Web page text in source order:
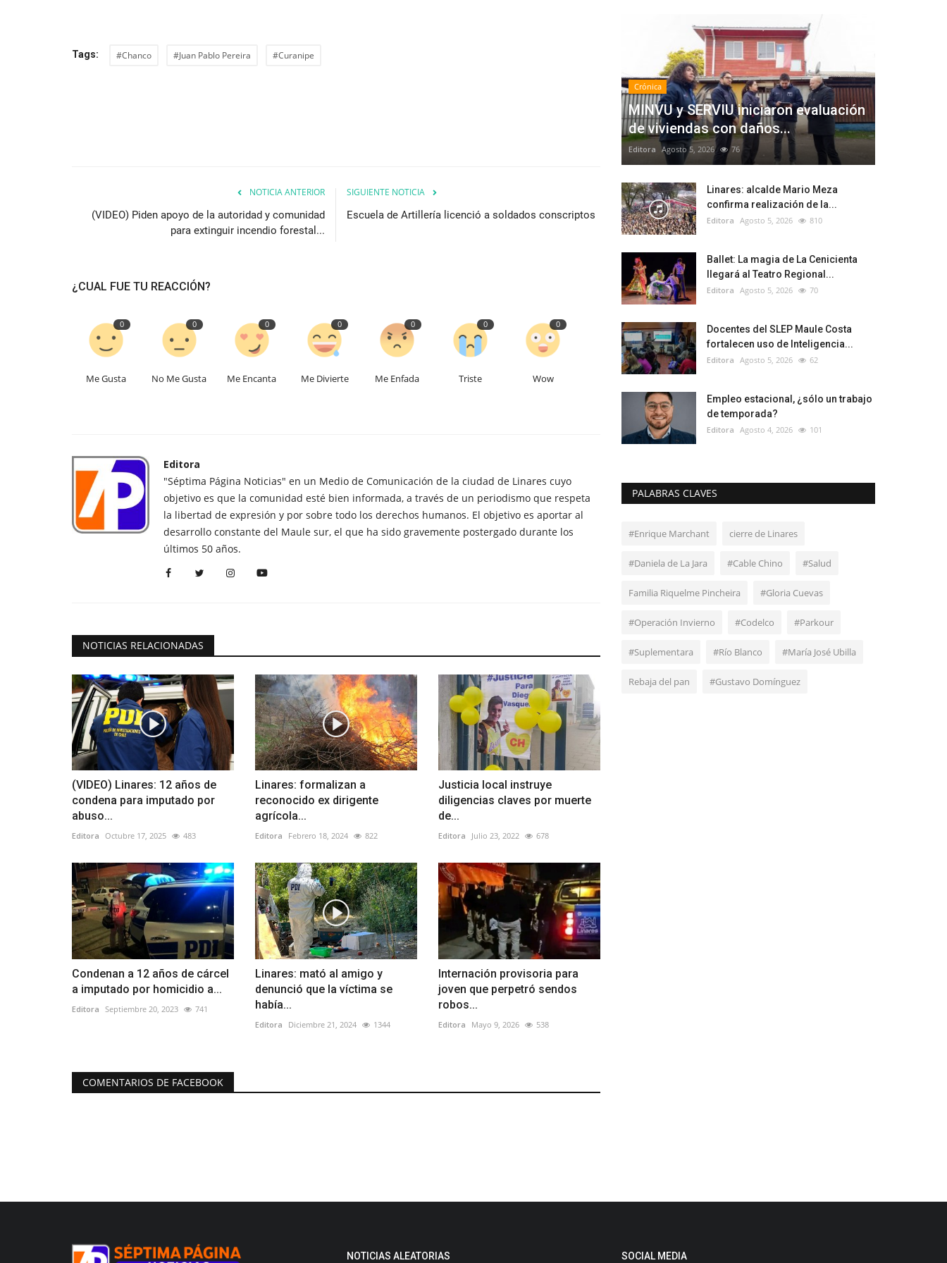
Tags: #Chanco #Juan Pablo Pereira #Curanipe
NOTICIA ANTERIOR
(VIDEO) Piden apoyo de la autoridad y comunidad
para extinguir incendio forestal...
SIGUIENTE NOTICIA
Escuela de Artillería licenció a soldados conscriptos
¿CUAL FUE TU REACCIÓN?
0
Me Gusta
0
No Me Gusta
0
Me Encanta
0
Me Divierte
0
Me Enfada
0
Triste
0
Wow
Editora
"Séptima Página Noticias" en un Medio de Comunicación de la ciudad de Linares cuyo
objetivo es que la comunidad esté bien informada, a través de un periodismo que respeta
la libertad de expresión y por sobre todo los derechos humanos. El objetivo es aportar al
desarrollo constante del Maule sur, el que ha sido gravemente postergado durante los
últimos 50 años.
NOTICIAS RELACIONADAS
(VIDEO) Linares: 12 años de
condena para imputado por
abuso...
Editora Octubre 17, 2025 483
Linares: formalizan a
reconocido ex dirigente
agrícola...
Editora Febrero 18, 2024 822
Justicia local instruye
diligencias claves por muerte
de...
Editora Julio 23, 2022 678
Condenan a 12 años de cárcel
a imputado por homicidio a...
Editora Septiembre 20, 2023 741
Linares: mató al amigo y
denunció que la víctima se
había...
Editora Diciembre 21, 2024 1344
Internación provisoria para
joven que perpetró sendos
robos...
Editora Mayo 9, 2026 538
COMENTARIOS DE FACEBOOK
Crónica
MINVU y SERVIU iniciaron evaluación
de viviendas con daños...
Editora Agosto 5, 2026 76
Linares: alcalde Mario Meza
confirma realización de la...
Editora Agosto 5, 2026 810
Ballet: La magia de La Cenicienta
llegará al Teatro Regional...
Editora Agosto 5, 2026 70
Docentes del SLEP Maule Costa
fortalecen uso de Inteligencia...
Editora Agosto 5, 2026 62
Empleo estacional, ¿sólo un trabajo
de temporada?
Editora Agosto 4, 2026 101
PALABRAS CLAVES
#Enrique Marchant cierre de Linares
#Daniela de La Jara #Cable Chino #Salud
Familia Riquelme Pincheira #Gloria Cuevas
#Operación Invierno #Codelco #Parkour
#Suplementara #Río Blanco #María José Ubilla
Rebaja del pan #Gustavo Domínguez
NOTICIAS ALEATORIAS SOCIAL MEDIA